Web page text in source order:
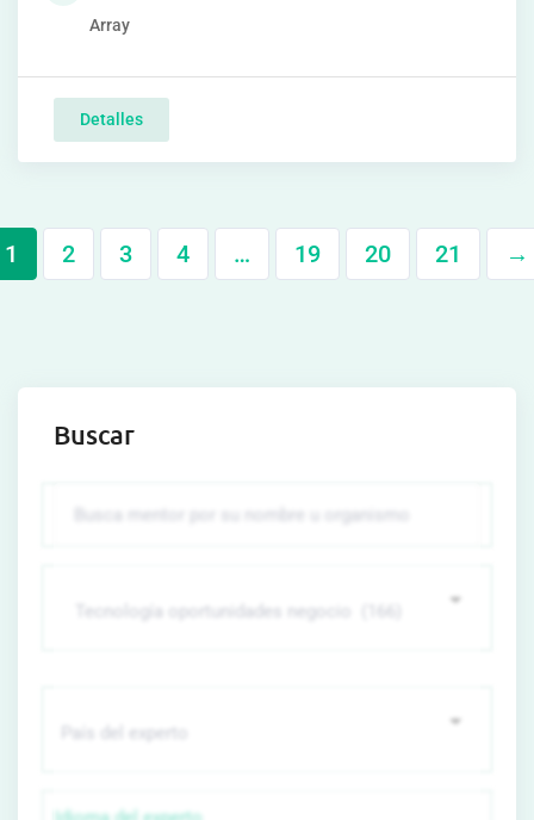
Array
Detalles
1 2 3 4 … 19 20 21 →
Buscar